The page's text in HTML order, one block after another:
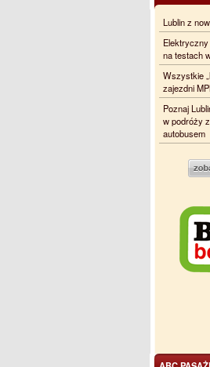
Lublin z
na testach
Wszystkie
zajezdni
Poznaj
w podróży
autobusem